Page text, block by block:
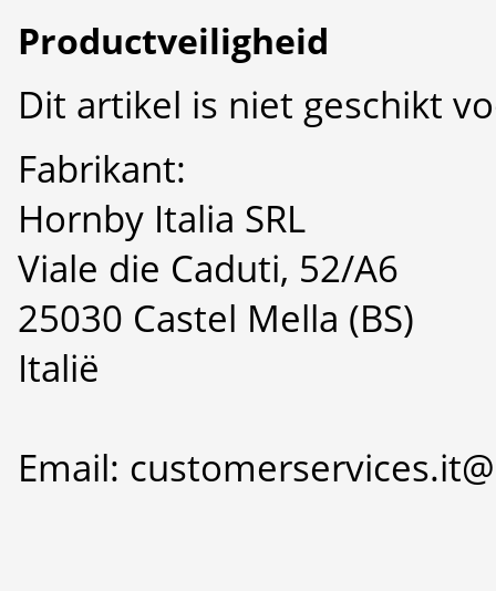
Productveiligheid
Dit artikel is niet geschikt
Fabrikant:
Hornby Italia SRL
Viale die Caduti, 52/A6
25030 Castel Mella (BS)
Italië
Email: